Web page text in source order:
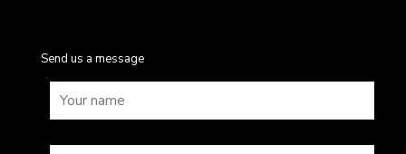
Send us a message